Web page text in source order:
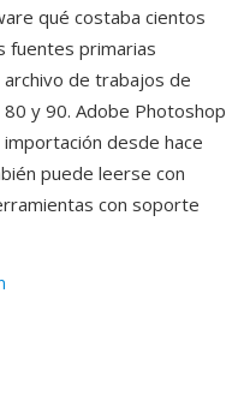
qué costaba cientos
fuentes primarias
archivo de trabajos de
y 90. Adobe Photoshop
desde hace
puede leerse con
con soporte